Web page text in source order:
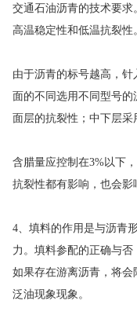
交通石油沥青的技术要
高温稳定性和低温抗裂性
由于沥青的标号越高，
面的不同选用不同型号
面层的抗裂性；中下层采
含腊量应控制在3%以下
抗裂性都有影响，也会影
4、填料的作用是与沥青
力。填料参配的正确与否
如果存在游离沥青，将
泛油现象现象。